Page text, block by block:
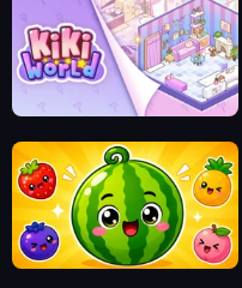
KiKi World
Watermelon Fruit Merge Saga